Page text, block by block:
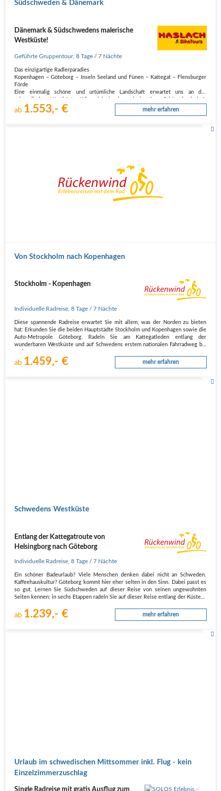
Südschweden & Dänemark
Dänemark & Südschwedens malerische
Westküste!
Geführte Gruppentour,8 Tage / 7 Nächte
Das einzigartige Radlerparadies
Kopenhagen – Göteborg – Inseln Seeland und Fünen – Kattegat – Flensburger
Förde
Eine einmalig schöne und urtümliche Landschaft erwartet uns an der
mit unzähligen Felsen, Buchten, kleinen Inseln…
ab 1.553,- € mehr erfahren
Von Stockholm nach Kopenhagen
Stockholm - Kopenhagen
Individuelle Radreise ,8 Tage / 7 Nächte
Diese spannende Radreise erwartet Sie mit allem, was der Norden zu bieten
hat: Erkunden Sie die beiden Hauptstädte Stockholm und Kopenhagen sowie die
Auto-Metropole Göteborg. Radeln Sie am Kattegatleden entlang der
wunderbaren Westküste und auf Schwedens erstem nationalen Fahrradweg bis
ab 1.459,- € mehr erfahren
Schwedens Westküste
Entlang der Kattegatroute von
Helsingborg nach Göteborg
Individuelle Radreise ,8 Tage / 7 Nächte
Ein schöner Badeurlaub? Viele Menschen denken dabei nicht an Schweden.
Kaffeehauskultur? Göteborg kommt hier eher selten in den Sinn. Dabei passt es
so gut. Lernen Sie Südschweden auf dieser Reise von seinen ungewohnten
Seiten kennen: in sechs Etappen radeln Sie auf dieser Reise entlang der Küste…
ab 1.239,- € mehr erfahren
Urlaub im schwedischen Mittsommer inkl. Flug - kein
Einzelzimmerzuschlag
Single Radreise mit gratis Ausflug zum